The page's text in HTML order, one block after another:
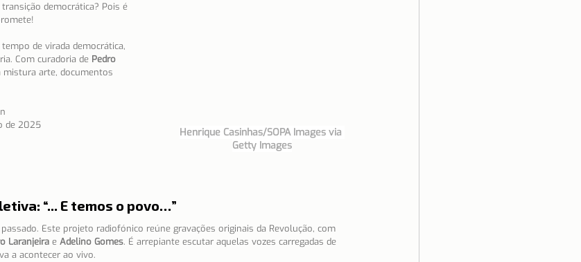
Henrique Casinhas/SOPA Images via
Getty Images
democrática? Pois é
de virada democrática,
Com curadoria de Pedro
mistura arte, documentos
de 2025
“... E temos o povo…”
Este projeto radiofónico reúne gravações originais da Revolução, com
Laranjeira e Adelino Gomes. É arrepiante escutar aquelas vozes carregadas de
a acontecer ao vivo.